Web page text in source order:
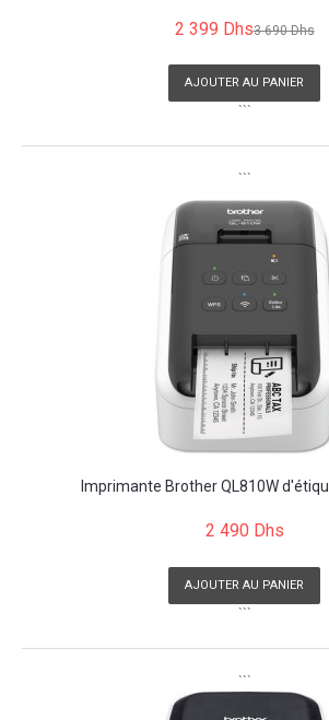
2 399 Dhs3 690 Dhs
AJOUTER AU PANIER
```
```
Imprimante Brother QL810W
2 490 Dhs
AJOUTER AU PANIER
```
```